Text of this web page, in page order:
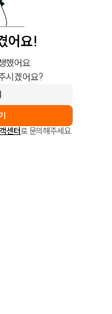
어요!
했어요.
시겠어요?
센터로 문의해주세요.